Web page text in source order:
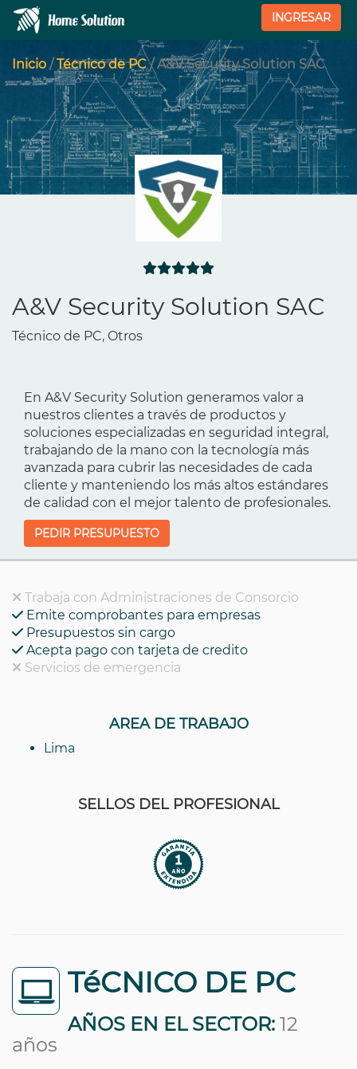
INGRESAR
Inicio /Técnico de PC/ A&V Security Solution SAC
A&V Security Solution SAC
Técnico de PC, Otros
En A&V Security Solution generamos valor a
nuestros clientes a través de productos y
soluciones especializadas en seguridad integral,
trabajando de la mano con la tecnología más
avanzada para cubrir las necesidades de cada
cliente y manteniendo los más altos estándares
de calidad con el mejor talento de profesionales.
PEDIR PRESUPUESTO
Trabaja con Administraciones de Consorcio
Emite comprobantes para empresas
Presupuestos sin cargo
Acepta pago con tarjeta de credito
Servicios de emergencia
AREA DE TRABAJO
Lima
SELLOS DEL PROFESIONAL
TéCNICO DE PC
AÑOS EN EL SECTOR: 12
años